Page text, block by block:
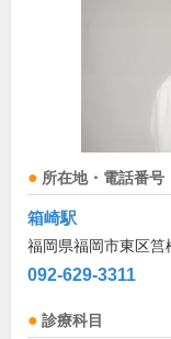
所在地・電話番号
箱崎駅
福岡県福岡市東区筥
092-629-3311
診療科目